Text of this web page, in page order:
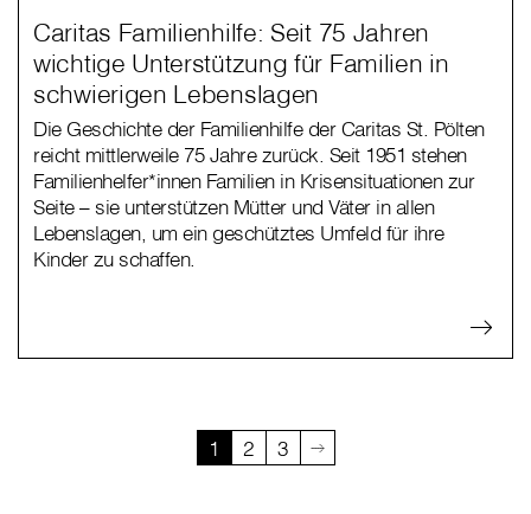
Caritas Familienhilfe: Seit 75 Jahren
wichtige Unterstützung für Familien in
schwierigen Lebenslagen
Die Geschichte der Familienhilfe der Caritas St. Pölten
reicht mittlerweile 75 Jahre zurück. Seit 1951 stehen
Familienhelfer*innen Familien in Krisensituationen zur
Seite – sie unterstützen Mütter und Väter in allen
Lebenslagen, um ein geschütztes Umfeld für ihre
Kinder zu schaffen.
1 2 3